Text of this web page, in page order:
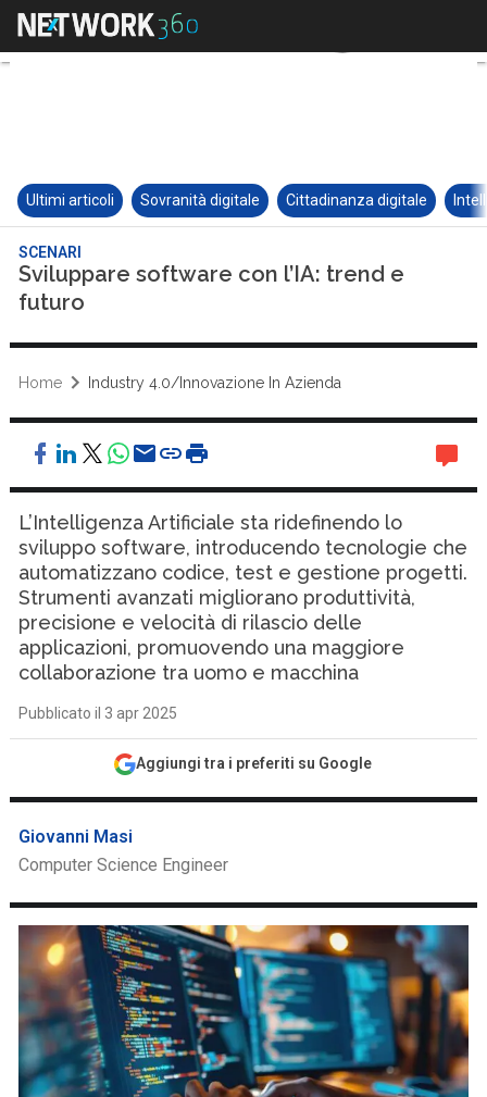
Ultimi articoli Sovranità digitale Cittadinanza digitale
SCENARI
Sviluppare software con l’IA: trend e
futuro
Home Industry 4.0/Innovazione In Azienda
L’Intelligenza Artificiale sta ridefinendo lo
sviluppo software, introducendo tecnologie che
automatizzano codice, test e gestione progetti.
Strumenti avanzati migliorano produttività,
precisione e velocità di rilascio delle
applicazioni, promuovendo una maggiore
collaborazione tra uomo e macchina
Pubblicato il 3 apr 2025
Aggiungi tra i preferiti su Google
Giovanni Masi
Computer Science Engineer